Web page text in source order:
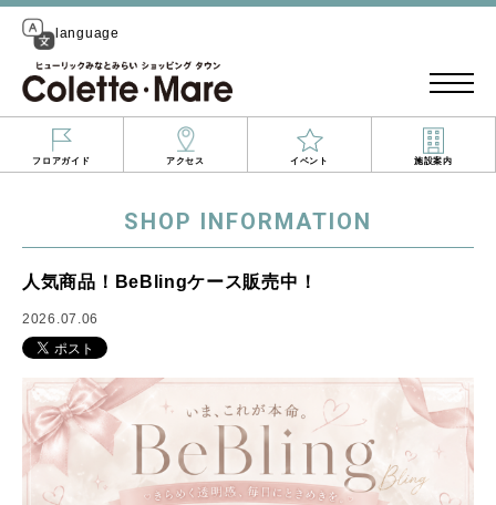
language
フロアガイド アクセス イベント 施設案内
SHOP INFORMATION
人気商品！BeBlingケース販売中！
2026.07.06